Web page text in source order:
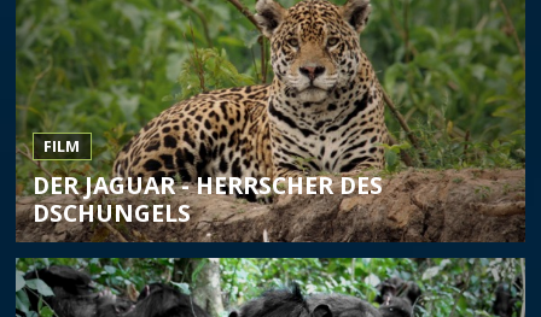
FILM
DER JAGUAR - HERRSCHER DES
DSCHUNGELS